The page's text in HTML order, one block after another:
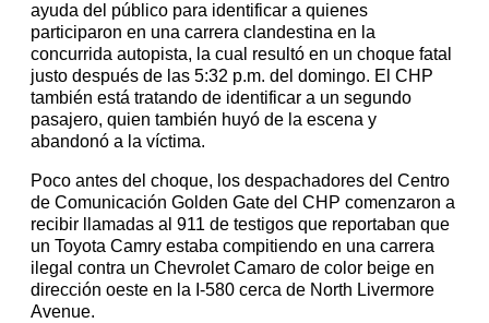
ayuda del público para identificar a quienes
participaron en una carrera clandestina en la
concurrida autopista, la cual resultó en un choque fatal
justo después de las 5:32 p.m. del domingo. El CHP
también está tratando de identificar a un segundo
pasajero, quien también huyó de la escena y
abandonó a la víctima.
Poco antes del choque, los despachadores del Centro
de Comunicación Golden Gate del CHP comenzaron a
recibir llamadas al 911 de testigos que reportaban que
un Toyota Camry estaba compitiendo en una carrera
ilegal contra un Chevrolet Camaro de color beige en
dirección oeste en la I-580 cerca de North Livermore
Avenue.